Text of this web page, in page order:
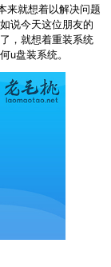
来就想着以解决问题
说今天这位朋友的
，就想着重装系统
u盘装系统。